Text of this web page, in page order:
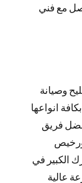
مع فني
وصيانة
انواعها
فريق
الكبير في
عالية